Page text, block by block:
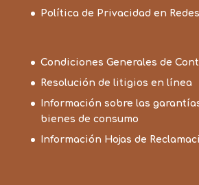
Política de Privacidad en
Condiciones Generales de
Resolución de litigios en línea
Información sobre las
bienes de consumo
Información Hojas de